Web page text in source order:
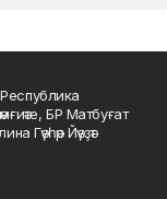
БР Матбуғат
Гәүһәр Йәүҙәт